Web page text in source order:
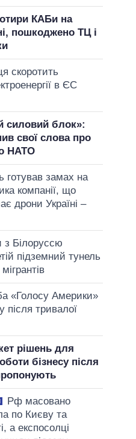
КАБи на
пошкоджено ТЦ і
скоротить
в ЄС
силовий блок»:
свої слова про
НАТО
готував замах на
компанії, що
дрони Україні –
з Білоруссю
підземний тунель
«Голосу Америки»
після тривалої
рішень для
бізнесу після
Рф масовано
по Києву та
а експосолці